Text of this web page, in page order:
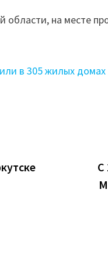
области, на месте
в 305 жилых домах
С